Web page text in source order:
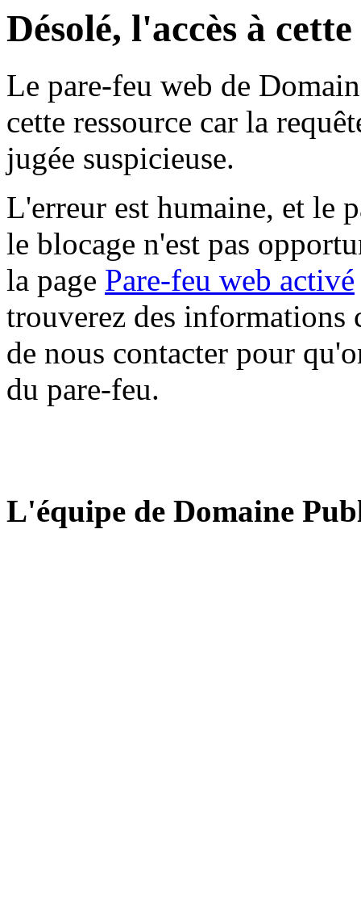
Désolé, l'accès à
Le pare-feu web de
cette ressource car la
jugée suspicieuse.
L'erreur est humaine, et le
le blocage n'est pas
la page Pare-feu web activé
trouverez des informations
de nous contacter pour
du pare-feu.
L'équipe de Domaine